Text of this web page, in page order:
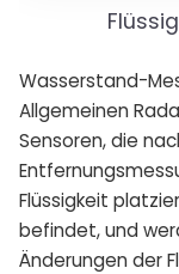
Wasserstand-
Allgemeinen
Sensoren, die
Flüssigkeit
befindet, und
Änderungen der